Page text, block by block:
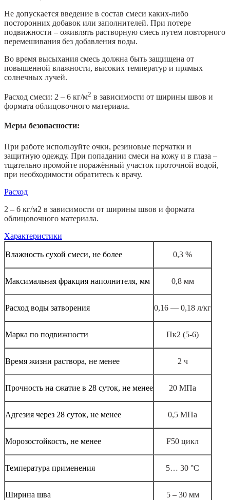
Не допускается введение в состав смеси каких-либо
посторонних добавок или заполнителей. При потере
подвижности – оживлять растворную смесь путем повторного
перемешивания без добавления воды.
Во время высыхания смесь должна быть защищена от
повышенной влажности, высоких температур и прямых
солнечных лучей.
Расход смеси: 2 – 6 кг/м2 в зависимости от ширины швов и
формата облицовочного материала.
Меры безопасности:
При работе используйте очки, резиновые перчатки и
защитную одежду. При попадании смеси на кожу и в глаза –
тщательно промойте поражённый участок проточной водой,
при необходимости обратитесь к врачу.
Расход
2 – 6 кг/м2 в зависимости от ширины швов и формата
облицовочного материала.
Характеристики
Влажность сухой смеси, не более 0,3 %
Максимальная фракция наполнителя, мм 0,8 мм
Расход воды затворения 0,16 — 0,18 л/кг
Марка по подвижности Пк2 (5-6)
Время жизни раствора, не менее 2 ч
Прочность на сжатие в 28 суток, не менее 20 МПа
Адгезия через 28 суток, не менее 0,5 МПа
Морозостойкость, не менее F50 цикл
Температура применения 5… 30 °С
Ширина шва 5 – 30 мм